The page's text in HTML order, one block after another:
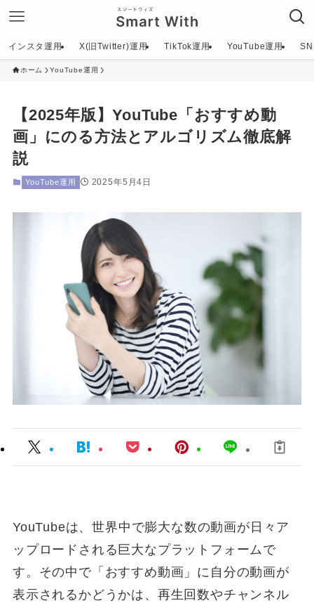
インスタ運用 X(旧Twitter)運用 TikTok運用 YouTube運用
ホーム YouTube運用
【2025年版】YouTube「おすすめ動
画」にのる方法とアルゴリズム徹底解
説
YouTube運用 2025年5月4日
YouTubeは、世界中で膨大な数の動画が日々ア
ップロードされる巨大なプラットフォームで
す。その中で「おすすめ動画」に自分の動画が
表示されるかどうかは、再生回数やチャンネル